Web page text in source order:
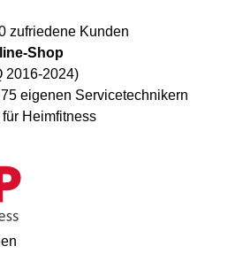
zufriedene Kunden
Shop
2016-2024)
eigenen Servicetechnikern
Heimfitness